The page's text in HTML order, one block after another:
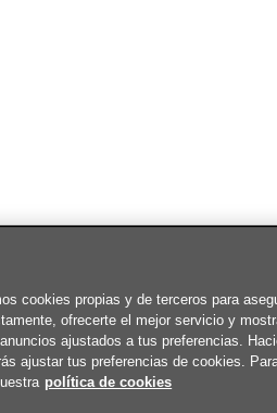
cookies propias y de terceros para
ofrecerte el mejor servicio y
ajustados a tus preferencias.
ajustar tus preferencias de cookies.
política de cookies